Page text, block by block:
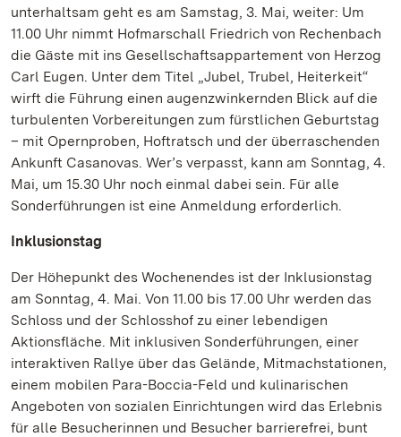
unterhaltsam geht es am Samstag, 3. Mai, weiter: Um
11.00 Uhr nimmt Hofmarschall Friedrich von Rechenbach
die Gäste mit ins Gesellschaftsappartement von Herzog
Carl Eugen. Unter dem Titel „Jubel, Trubel, Heiterkeit“
wirft die Führung einen augenzwinkernden Blick auf die
turbulenten Vorbereitungen zum fürstlichen Geburtstag
– mit Opernproben, Hoftratsch und der überraschenden
Ankunft Casanovas. Wer’s verpasst, kann am Sonntag, 4.
Mai, um 15.30 Uhr noch einmal dabei sein. Für alle
Sonderführungen ist eine Anmeldung erforderlich.
Inklusionstag
Der Höhepunkt des Wochenendes ist der Inklusionstag
am Sonntag, 4. Mai. Von 11.00 bis 17.00 Uhr werden das
Schloss und der Schlosshof zu einer lebendigen
Aktionsfläche. Mit inklusiven Sonderführungen, einer
interaktiven Rallye über das Gelände, Mitmachstationen,
einem mobilen Para-Boccia-Feld und kulinarischen
Angeboten von sozialen Einrichtungen wird das Erlebnis
für alle Besucherinnen und Besucher barrierefrei, bunt